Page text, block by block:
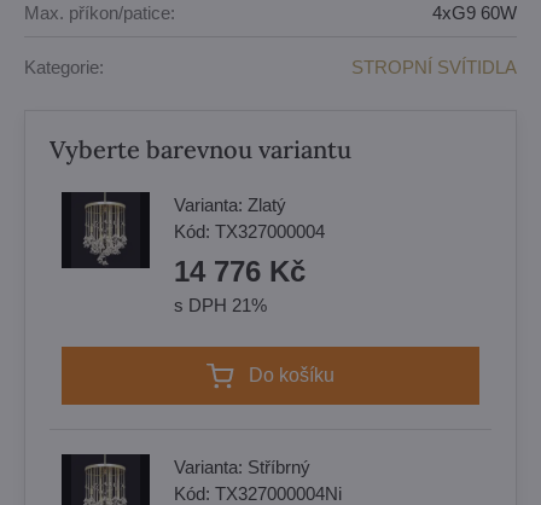
Max. příkon/patice: 4xG9 60W
Kategorie: STROPNÍ SVÍTIDLA
Vyberte barevnou variantu
Varianta: Zlatý
Kód: TX327000004
14 776 Kč
s DPH 21%
Do košíku
Varianta: Stříbrný
Kód: TX327000004Ni